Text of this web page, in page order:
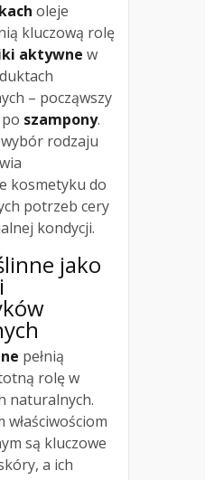
oleje
kluczową rolę
aktywne w
– począwszy
po szampony.
rodzaju
kosmetyku do
potrzeb cery
kondycji.
jako
pełnią
rolę w
naturalnych.
właściwościom
są kluczowe
a ich